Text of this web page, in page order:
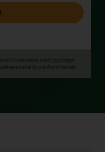
i forbindelse med oppdrags­
ikke til uvedkommende.